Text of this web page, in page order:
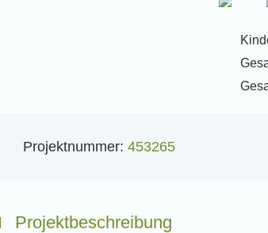
Projektnummer: 453265
Projektbeschreibung